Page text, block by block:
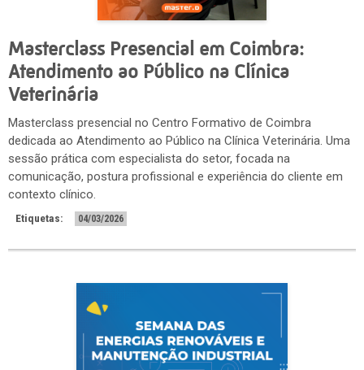
Masterclass Presencial em Coimbra:
Atendimento ao Público na Clínica
Veterinária
Masterclass presencial no Centro Formativo de Coimbra
dedicada ao Atendimento ao Público na Clínica Veterinária. Uma
sessão prática com especialista do setor, focada na
comunicação, postura profissional e experiência do cliente em
contexto clínico.
Etiquetas: 04/03/2026